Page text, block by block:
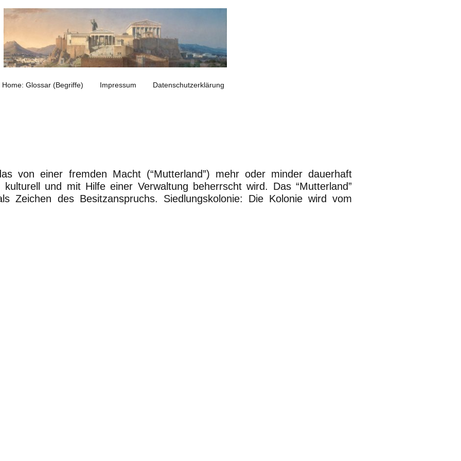
Home: Glossar (Begriffe) Impressum Datenschutzerklärung
von einer fremden Macht (“Mutterland”) mehr oder minder dauerhaft
und mit Hilfe einer Verwaltung beherrscht wird. Das “Mutterland”
Zeichen des Besitzanspruchs. Siedlungskolonie: Die Kolonie wird vom